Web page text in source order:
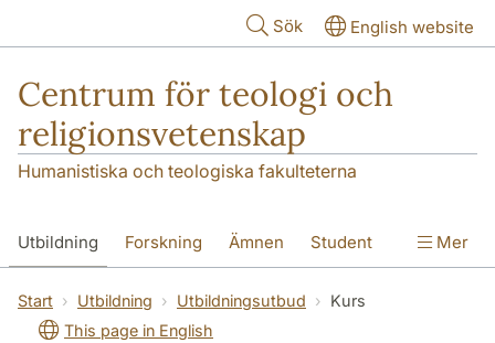
Sök English website
Centrum för teologi och
religionsvetenskap
Humanistiska och teologiska fakulteterna
Utbildning Forskning Ämnen Student
Institutionen
Mer
Start Utbildning Utbildningsutbud
Kurs
This page in English